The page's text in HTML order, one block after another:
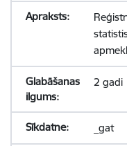
2 gadi
_gat